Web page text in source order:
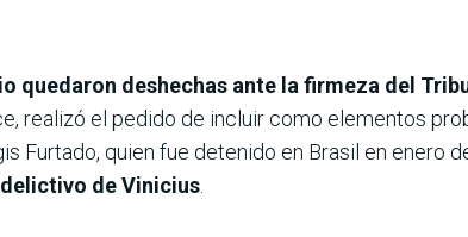
quedaron deshechas ante la firmeza del
realizó el pedido de incluir como elementos
Furtado, quien fue detenido en Brasil en enero
de Vinicius